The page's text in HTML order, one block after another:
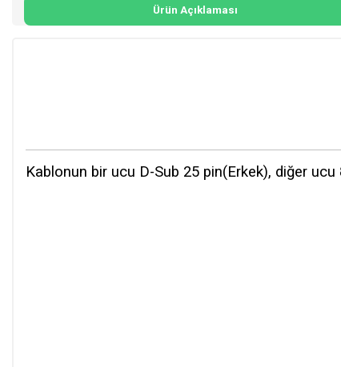
Ürün Açıklaması
Kablonun bir ucu D-Sub 25 pin(Erkek), diğer